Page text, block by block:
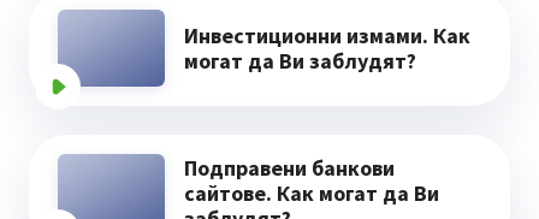
Инвестиционни измами. Как
могат да Ви заблудят?
Подправени банкови
сайтове. Как могат да Ви